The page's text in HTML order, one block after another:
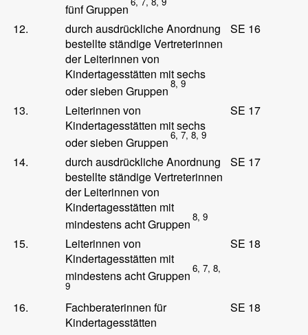
fünf Gruppen
12.
durch ausdrückliche Anordnung
bestellte ständige Vertreterinnen
der Leiterinnen von
Kindertagesstätten mit sechs
oder sieben Gruppen 8, 9
SE 16
13.
Leiterinnen von
Kindertagesstätten mit sechs
oder sieben Gruppen 6, 7, 8, 9
SE 17
14.
durch ausdrückliche Anordnung
bestellte ständige Vertreterinnen
der Leiterinnen von
Kindertagesstätten mit
mindestens acht Gruppen 8, 9
SE 17
15.
Leiterinnen von
Kindertagesstätten mit
mindestens acht Gruppen 6, 7, 8,
9
SE 18
16.
Fachberaterinnen für
Kindertagesstätten
SE 18